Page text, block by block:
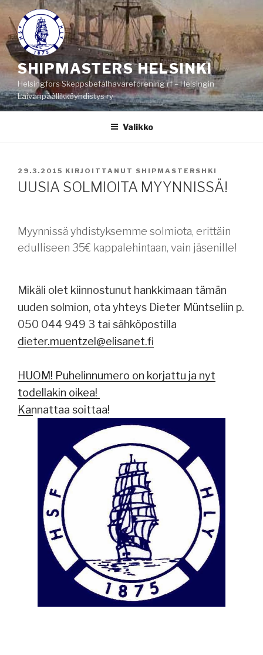
Siirry
sisältöön
SHIPMASTERS HELSINKI
Helsingfors Skeppsbefälhavareförening rf – Helsingin
Laivanpäällikköyhdistys ry
Valikko
JULKAISTU
29.3.2015 KIRJOITTANUT SHIPMASTERSHKI
UUSIA SOLMIOITA MYYNNISSÄ!
Myynnissä yhdistyksemme solmiota, erittäin
edulliseen 35€ kappalehintaan, vain jäsenille!
Mikäli olet kiinnostunut hankkimaan tämän
uuden solmion, ota yhteys Dieter Müntseliin p.
050 044 949 3 tai sähköpostilla
dieter.muentzel@elisanet.fi
HUOM! Puhelinnumero on korjattu ja nyt
todellakin oikea!
Kannattaa soittaa!